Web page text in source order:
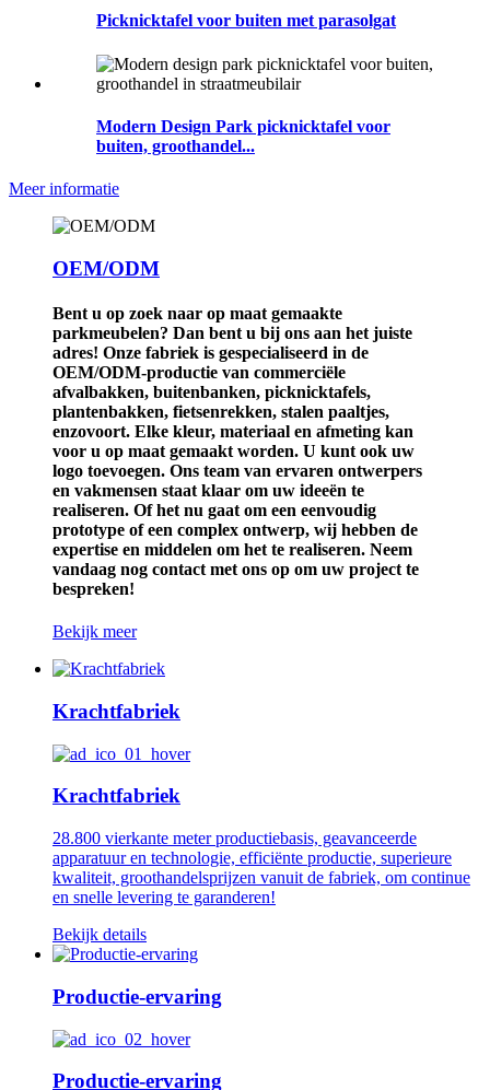
Picknicktafel voor buiten met parasolgat
Modern Design Park picknicktafel voor
buiten, groothandel...
Meer informatie
OEM/ODM
Bent u op zoek naar op maat gemaakte
parkmeubelen? Dan bent u bij ons aan het juiste
adres! Onze fabriek is gespecialiseerd in de
OEM/ODM-productie van commerciële
afvalbakken, buitenbanken, picknicktafels,
plantenbakken, fietsenrekken, stalen paaltjes,
enzovoort. Elke kleur, materiaal en afmeting kan
voor u op maat gemaakt worden. U kunt ook uw
logo toevoegen. Ons team van ervaren ontwerpers
en vakmensen staat klaar om uw ideeën te
realiseren. Of het nu gaat om een ​​eenvoudig
prototype of een complex ontwerp, wij hebben de
expertise en middelen om het te realiseren. Neem
vandaag nog contact met ons op om uw project te
bespreken!
Bekijk meer
Krachtfabriek
Krachtfabriek
28.800 vierkante meter productiebasis, geavanceerde
apparatuur en technologie, efficiënte productie, superieure
kwaliteit, groothandelsprijzen vanuit de fabriek, om continue
en snelle levering te garanderen!
Bekijk details
Productie-ervaring
Productie-ervaring